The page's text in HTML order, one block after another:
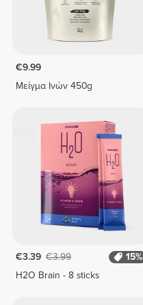
€9.99
Μείγμα Ινών 450g
€3.39 €3.99
15%
H2O Brain - 8 sticks